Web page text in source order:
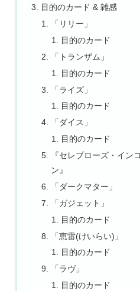
目的のカード & 雑感
「リリー」
目的のカード
「トランザム」
目的のカード
「ライズ」
目的のカード
「ダイス」
目的のカード
『セレブローズ・イン
ン』
「ダークマター」
「ガジェット」
目的のカード
「恵雷(けいらい)」
目的のカード
「ラヴ」
目的のカード